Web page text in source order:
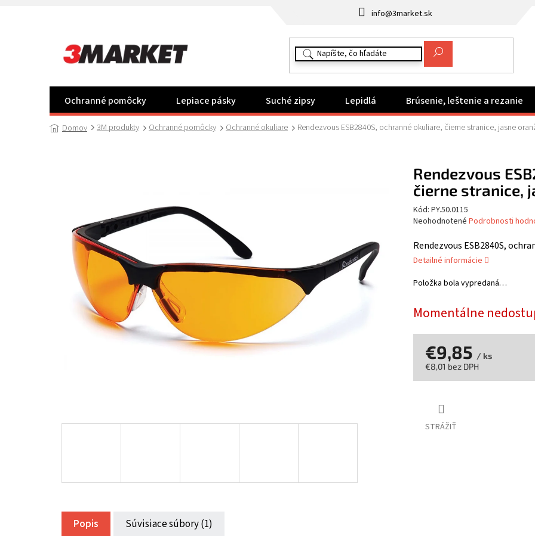
info@3market.sk
Ochranné pomôcky Lepiace pásky Suché zipsy Lepidlá Brúsenie, leštenie a rezanie
Domov 3M produkty Ochranné pomôcky Ochranné okuliare Rendezvous ESB2840S, ochranné okuliare, čierne stranice, jasne
Momentálne
Položka bola vypredaná…
Rendezvous ESB2840S,
Detailné informácie
STRÁŽIŤ
€9,85 / ks
€8,01 bez DPH
Rendezvous
čierne stranice,
Kód: PY.50.0115
Priemerné
produktu
je
0,0
z
5
Neohodnotené Podrobnosti
Popis Súvisiace súbory (1)